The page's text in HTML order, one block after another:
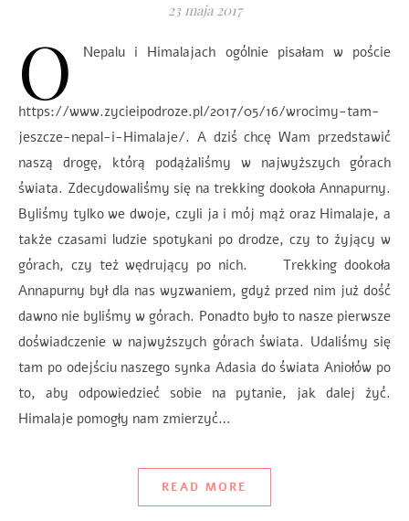
23 maja 2017
O Nepalu i Himalajach ogólnie pisałam w poście
https://www.zycieipodroze.pl/2017/05/16/wrocimy-tam-
jeszcze-nepal-i-Himalaje/. A dziś chcę Wam przedstawić
naszą drogę, którą podążaliśmy w najwyższych górach
świata. Zdecydowaliśmy się na trekking dookoła Annapurny.
Byliśmy tylko we dwoje, czyli ja i mój mąż oraz Himalaje, a
także czasami ludzie spotykani po drodze, czy to żyjący w
górach, czy też wędrujący po nich. Trekking dookoła
Annapurny był dla nas wyzwaniem, gdyż przed nim już dość
dawno nie byliśmy w górach. Ponadto było to nasze pierwsze
doświadczenie w najwyższych górach świata. Udaliśmy się
tam po odejściu naszego synka Adasia do świata Aniołów po
to, aby odpowiedzieć sobie na pytanie, jak dalej żyć.
Himalaje pomogły nam zmierzyć…
READ MORE